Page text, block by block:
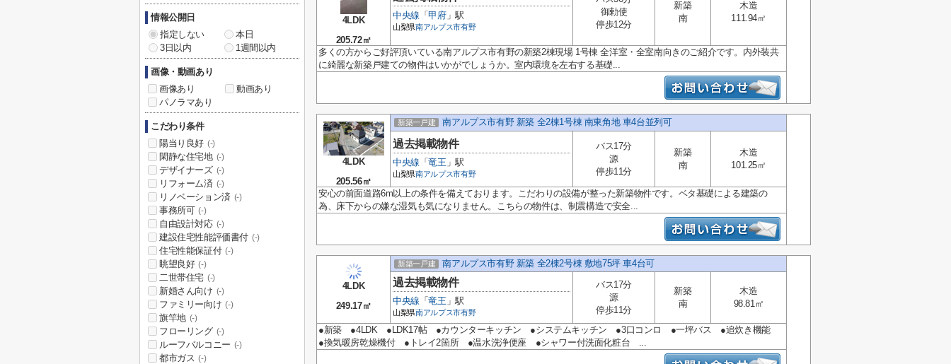
4LDK
205.72㎡
中央線 「甲府」駅
山梨県南アルプス市有野
御勅使
停歩12分
新築
南
木造
111.94㎡
多くの方からご好評頂いている南アルプス市有野の新築2棟現場 1号棟 全洋室・全室南向きのご紹介です。内外装共
に綺麗な新築戸建ての物件はいかがでしょうか。室内環境を左右する基礎...
4LDK
205.56㎡
新築一戸建 南アルプス市有野 新築 全2棟1号棟 南東角地 車4台並列可
過去掲載物件
中央線 「竜王 」駅
山梨県南アルプス市有野
バス17分
源
停歩11分
新築
南
木造
101.25㎡
安心の前面道路6m以上の条件を備えております。こだわりの設備が整った新築物件です。ベタ基礎による建築の
為、床下からの嫌な湿気も気になりません。こちらの物件は、制震構造で安全...
4LDK
249.17㎡
新築一戸建 南アルプス市有野 新築 全2棟2号棟 敷地75坪 車4台可
過去掲載物件
中央線 「竜王 」駅
山梨県南アルプス市有野
バス17分
源
停歩11分
新築
南
木造
98.81㎡
●新築 ●4LDK ●LDK17帖 ●カウンターキッチン ●システムキッチン ●3口コンロ ●一坪バス ●追炊き機能
●換気暖房乾燥機付 ●トレイ2箇所 ●温水洗浄便座 ●シャワー付洗面化粧台 ...
情報公開日
指定しない
本日
3日以内
1週間以内
画像・動画あり
画像あり
動画あり
パノラマあり
こだわり条件
陽当り良好 (-)
閑静な住宅地 (-)
デザイナーズ (-)
リフォーム済 (-)
リノベーション済 (-)
事務所可 (-)
自由設計対応 (-)
建設住宅性能評価書付 (-)
住宅性能保証付 (-)
眺望良好 (-)
二世帯住宅 (-)
新婚さん向け (-)
ファミリー向け (-)
旗竿地 (-)
フローリング (-)
ルーフバルコニー (-)
都市ガス (-)